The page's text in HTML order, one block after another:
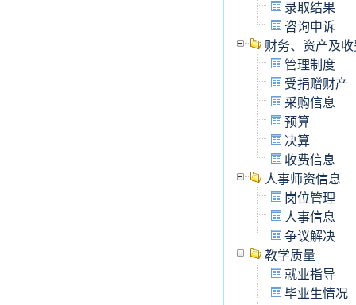
录取结果
咨询申诉
财务、资产及
管理制度
受捐赠财产
采购信息
预算
决算
收费信息
人事师资信息
岗位管理
人事信息
争议解决
教学质量
就业指导
毕业生情况